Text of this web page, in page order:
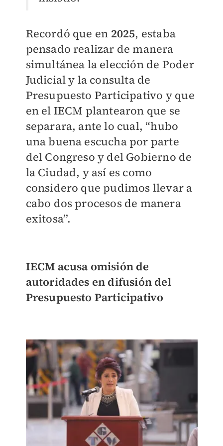
Recordó que en 2025, estaba
pensado realizar de manera
simultánea la elección de Poder
Judicial y la consulta de
Presupuesto Participativo y que
en el IECM plantearon que se
separara, ante lo cual, “hubo
una buena escucha por parte
del Congreso y del Gobierno de
la Ciudad, y así es como
considero que pudimos llevar a
cabo dos procesos de manera
exitosa”.
IECM acusa omisión de
autoridades en difusión del
Presupuesto Participativo